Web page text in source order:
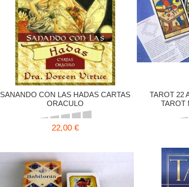
SANANDO CON LAS HADAS CARTAS
ORACULO
22,00 €
TAROT 22
TAROT